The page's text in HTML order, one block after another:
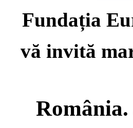
Fundația
vă invită